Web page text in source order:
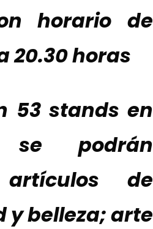
horario de
20.30 horas
53 stands en
podrán
de
y belleza; arte